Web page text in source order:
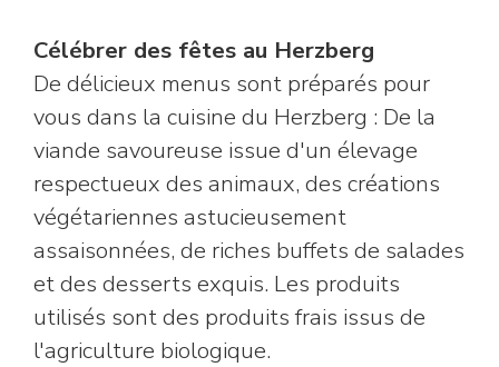
Célébrer des fêtes au Herzberg
De délicieux menus sont préparés pour
vous dans la cuisine du Herzberg : De la
viande savoureuse issue d'un élevage
respectueux des animaux, des créations
végétariennes astucieusement
assaisonnées, de riches buffets de salades
et des desserts exquis. Les produits
utilisés sont des produits frais issus de
l'agriculture biologique.